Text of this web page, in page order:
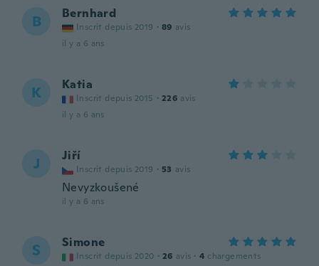
B Bernhard
Inscrit depuis 2019 · 89 avis
il y a 6 ans
K Katia
Inscrit depuis 2015 · 226 avis
il y a 6 ans
J Jiří
Inscrit depuis 2019 · 53 avis
Nevyzkoušené
il y a 6 ans
S Simone
Inscrit depuis 2020 · 26 avis · 4 chargements